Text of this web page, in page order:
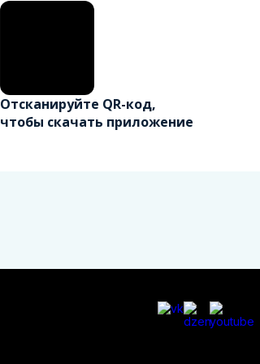
Отсканируйте QR-код,
чтобы скачать приложение